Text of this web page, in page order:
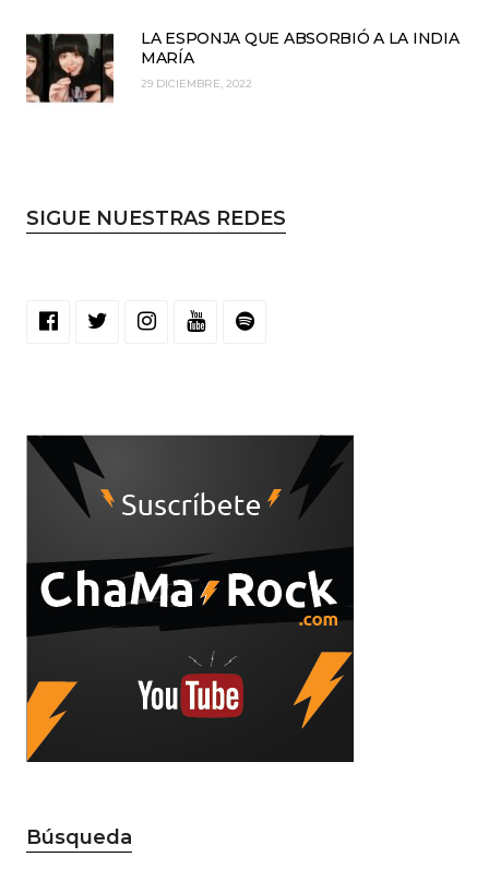
LA ESPONJA QUE ABSORBIÓ A LA INDIA
MARÍA
29 DICIEMBRE, 2022
SIGUE NUESTRAS REDES
Búsqueda